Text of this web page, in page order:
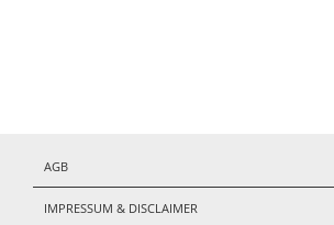
AGB
IMPRESSUM & DISCLAIMER